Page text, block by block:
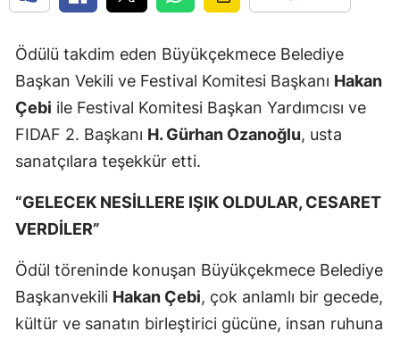
Ödülü takdim eden Büyükçekmece Belediye
Başkan Vekili ve Festival Komitesi Başkanı Hakan
Çebi ile Festival Komitesi Başkan Yardımcısı ve
FIDAF 2. Başkanı H. Gürhan Ozanoğlu, usta
sanatçılara teşekkür etti.
“GELECEK NESİLLERE IŞIK OLDULAR, CESARET
VERDİLER”
Ödül töreninde konuşan Büyükçekmece Belediye
Başkanvekili Hakan Çebi, çok anlamlı bir gecede,
kültür ve sanatın birleştirici gücüne, insan ruhuna